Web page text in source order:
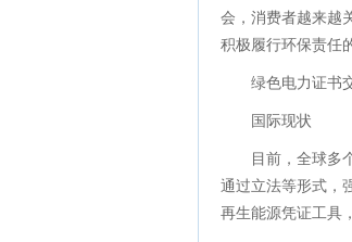
会，消费者越来越
积极履行环保责任
绿色电力证书
国际现状
目前，全球多
通过立法等形式，
再生能源凭证工具